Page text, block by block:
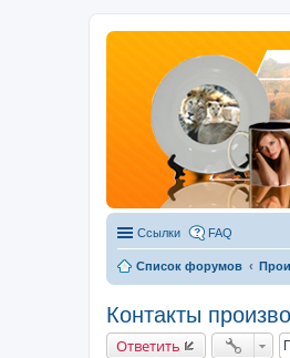
Ссылки FAQ
Список форумов
Контакты
Ответить